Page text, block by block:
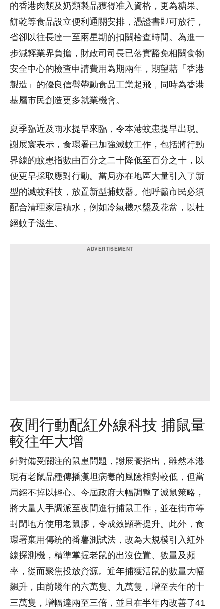
的香港肉類及奶類製品獲得准入資格，更為糖果、
餅乾等食品設立便利通關安排，憑證書即可放行，
省卻以往長達一至兩星期的扣關檢查時間。為進一
步減輕業界負擔，財政司司長已落實豁免相關食物
安全中心的檢查申請費用為期兩年，期望藉「香港
製造」的優良信譽帶動食品工業起飛，同時為香港
基層市民創造更多就業機會。
夏季臨近及雨水提早來臨，令本港蚊患提早出現。
謝展寰表示，食環署已加強滅蚊工作，包括將行動
界線的蚊患指數由百分之二十降低至百分之十，以
便更早採取應對行動。當局亦在地區大量引入了新
型的滅蚊科技，放置新型捕蚊器。他呼籲市民必須
配合清理家居積水，例如冷氣機水盤及花盆，以杜
絕蚊子滋生。
夜間行動配紅外線科技 捕鼠量
較往年大增
針對備受關注的鼠患問題，謝展寰指出，雖然本港
現有老鼠品種傳播漢坦病毒的風險相對較低，但當
局絕不掉以輕心。今屆政府大幅調整了滅鼠策略，
將大量人手調派至夜間進行捕鼠工作，並在街市等
封閉地方使用老鼠膠，令成效顯著提升。此外，食
環署棄用傳統的番薯測試法，改為大規模引入紅外
線探測機，精準掌握老鼠的出沒位置、數量及頻
率，從而聚焦投放資源。近年捕獲活鼠的數量大幅
飆升，由前幾年的六萬隻、九萬隻，增至去年的十
三萬隻，增幅達兩至三倍，並且在半年內改善了41